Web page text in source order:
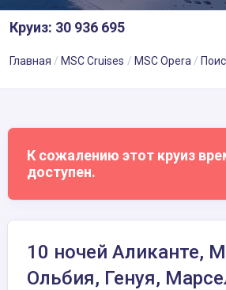
Круиз: 30 936 695
Главная MSC Cruises MSC Opera
К сожалению этот круиз
доступен.
10 ночей Аликанте,
Ольбия, Генуя,